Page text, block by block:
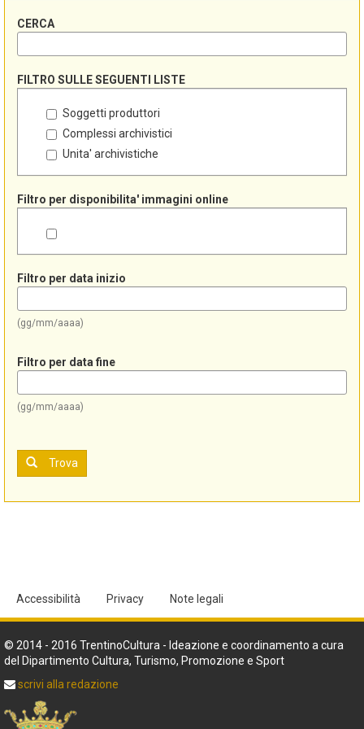
CERCA
FILTRO SULLE SEGUENTI LISTE
Soggetti produttori
Complessi archivistici
Unita' archivistiche
Filtro per disponibilita' immagini online
Filtro per data inizio
(gg/mm/aaaa)
Filtro per data fine
(gg/mm/aaaa)
Trova
Accessibilità Privacy Note legali
© 2014 - 2016 TrentinoCultura - Ideazione e coordinamento a cura
del Dipartimento Cultura, Turismo, Promozione e Sport
scrivi alla redazione